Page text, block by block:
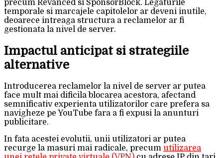
precum ReVanced si SponsorBlock. Legaturile
temporale si marcajele capitolelor ar deveni inutile,
deoarece intreaga structura a reclamelor ar fi
gestionata la nivel de server.
Impactul anticipat si strategiile
alternative
Introducerea reclamelor la nivel de server ar putea
face mult mai dificila blocarea acestora, afectand
semnificativ experienta utilizatorilor care prefera sa
navigheze pe YouTube fara a fi expusi la anunturi
publicitare.
In fata acestei evolutii, unii utilizatori ar putea
recurge la masuri mai radicale, precum utilizarea